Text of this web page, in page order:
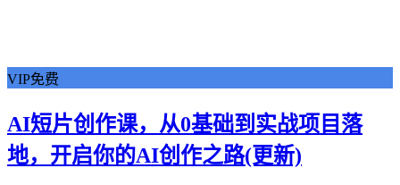
VIP免费
AI短片创作课，从0基础到实战项目落
地，开启你的AI创作之路(更新)